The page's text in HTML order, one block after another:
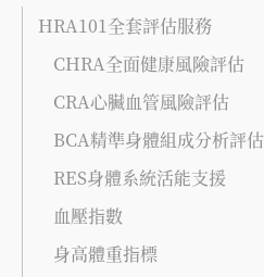
HRA101全套評估服務
CHRA全面健康風險評估
CRA心臟血管風險評估
BCA精準身體組成分析評估
RES身體系統活能支援
血壓指數
身高體重指標